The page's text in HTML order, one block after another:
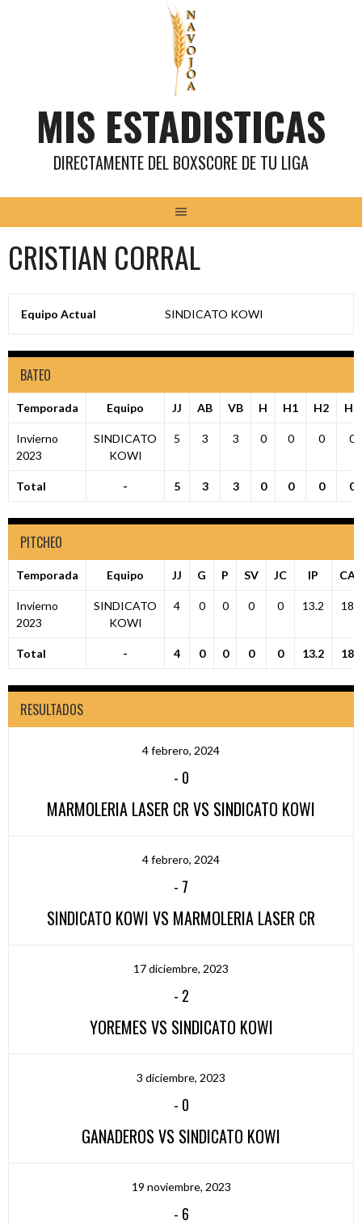
MIS ESTADISTICAS
DIRECTAMENTE DEL BOXSCORE DE TU LIGA
CRISTIAN CORRAL
Equipo Actual SINDICATO KOWI
BATEO
Temporada Equipo JJ AB VB H H1 H2 H3
Invierno
2023
SINDICATO
KOWI
5 3 3 0 0 0 0
Total - 5 3 3 0 0 0 0
PITCHEO
Temporada Equipo JJ G P SV JC IP CA
Invierno
2023
SINDICATO
KOWI
4 0 0 0 0 13.2 18
Total - 4 0 0 0 0 13.2 18
RESULTADOS
4 febrero, 2024
- 0
MARMOLERIA LASER CR VS SINDICATO KOWI
4 febrero, 2024
- 7
SINDICATO KOWI VS MARMOLERIA LASER CR
17 diciembre, 2023
- 2
YOREMES VS SINDICATO KOWI
3 diciembre, 2023
- 0
GANADEROS VS SINDICATO KOWI
19 noviembre, 2023
- 6